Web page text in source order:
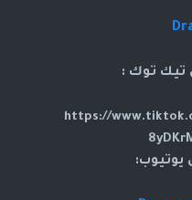
تيك توك :
https://
يوتيوب: